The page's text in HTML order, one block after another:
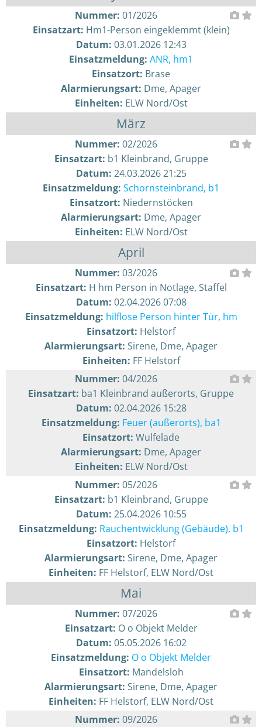
Nummer: 01/2026
Einsatzart: Hm1-Person eingeklemmt (klein)
Datum: 03.01.2026 12:43
Einsatzmeldung: ANR, hm1
Einsatzort: Brase
Alarmierungsart: Dme, Apager
Einheiten: ELW Nord/Ost
März
Nummer: 02/2026
Einsatzart: b1 Kleinbrand, Gruppe
Datum: 24.03.2026 21:25
Einsatzmeldung: Schornsteinbrand, b1
Einsatzort: Niedernstöcken
Alarmierungsart: Dme, Apager
Einheiten: ELW Nord/Ost
April
Nummer: 03/2026
Einsatzart: H hm Person in Notlage, Staffel
Datum: 02.04.2026 07:08
Einsatzmeldung: hilflose Person hinter Tür, hm
Einsatzort: Helstorf
Alarmierungsart: Sirene, Dme, Apager
Einheiten: FF Helstorf
Nummer: 04/2026
Einsatzart: ba1 Kleinbrand außerorts, Gruppe
Datum: 02.04.2026 15:28
Einsatzmeldung: Feuer (außerorts), ba1
Einsatzort: Wulfelade
Alarmierungsart: Dme, Apager
Einheiten: ELW Nord/Ost
Nummer: 05/2026
Einsatzart: b1 Kleinbrand, Gruppe
Datum: 25.04.2026 10:55
Einsatzmeldung: Rauchentwicklung (Gebäude), b1
Einsatzort: Helstorf
Alarmierungsart: Sirene, Dme, Apager
Einheiten: FF Helstorf, ELW Nord/Ost
Mai
Nummer: 07/2026
Einsatzart: O o Objekt Melder
Datum: 05.05.2026 16:02
Einsatzmeldung: O o Objekt Melder
Einsatzort: Mandelsloh
Alarmierungsart: Sirene, Dme, Apager
Einheiten: FF Helstorf, ELW Nord/Ost
Nummer: 09/2026